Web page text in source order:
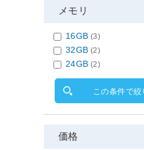
メモリ
16GB (3)
32GB (2)
24GB (2)
この条件で絞
価格